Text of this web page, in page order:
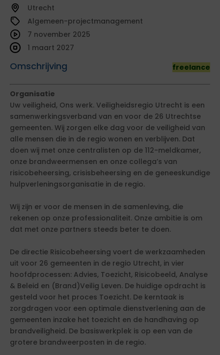
Utrecht
Algemeen-projectmanagement
Omschrijving freelance
7 november 2025
1 maart 2027
Organisatie
Uw veiligheid, Ons werk. Veiligheidsregio Utrecht is een
samenwerkingsverband van en voor de 26 Utrechtse
gemeenten. Wij zorgen elke dag voor de veiligheid van
alle mensen die in de regio wonen en verblijven. Dat
doen wij met onze centralisten op de 112-meldkamer,
onze brandweermensen en onze collega’s van
risicobeheersing, crisisbeheersing en de geneeskundige
hulpverleningsorganisatie in de regio.
Wij zijn er voor de mensen in de samenleving, die
rekenen op onze professionaliteit. Onze ambitie is om
dat met onze partners steeds beter te doen.
De directie Risicobeheersing voert de werkzaamheden
uit voor 26 gemeenten in de regio Utrecht, in vier
hoofdprocessen: Advies, Toezicht, Risicobeeld, Analyse
& Beleid en (Brand)Veilig Leven. De huidige opdracht is
gesteld voor het proces Toezicht. De kerntaak is
zorgdragen voor een optimale dienstverlening aan de
gemeenten inzake het toezicht en de handhaving op
brandveiligheid. De basiswerkplek is op een van de
grotere brandweerposten in de regio.